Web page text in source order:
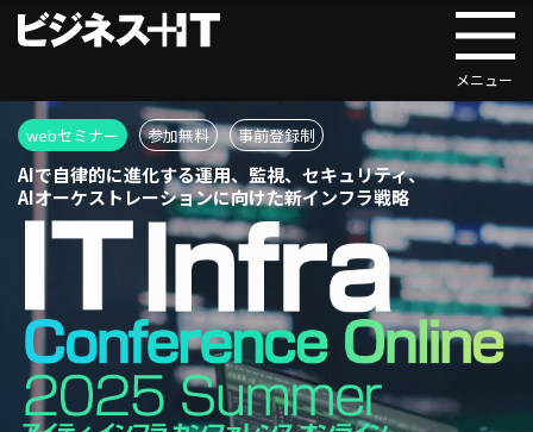
webセミナー 参加無料 事前登録制
AIで自律的に進化する運用、監視、セキュリティ、
AIオーケストレーションに向けた新インフラ戦略